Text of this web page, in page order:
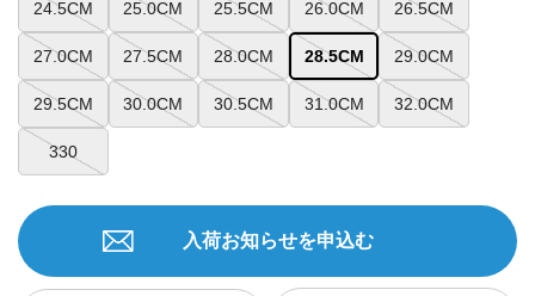
24.5CM 25.0CM 25.5CM 26.0CM 26.5CM
27.0CM 27.5CM 28.0CM 28.5CM 29.0CM
29.5CM 30.0CM 30.5CM 31.0CM 32.0CM
330
入荷お知らせを申込む